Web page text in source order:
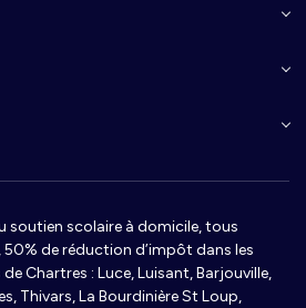
soutien scolaire à domicile, tous
de réduction d’impôt dans les
Chartres : Luce, Luisant, Barjouville,
Thivars, La Bourdinière St Loup,